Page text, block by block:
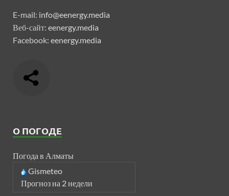
E-mail: info@eenergy.media
Веб-сайт: eenergy.media
Facebook: eenergy.media
О ПОГОДЕ
Погода в Алматы
Gismeteo
Прогноз на 2 недели